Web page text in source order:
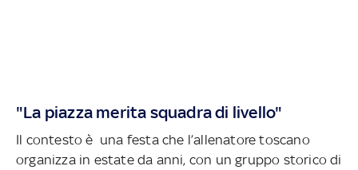
"La piazza merita squadra di livello"
Il contesto è una festa che l’allenatore toscano
organizza in estate da anni, con un gruppo storico di